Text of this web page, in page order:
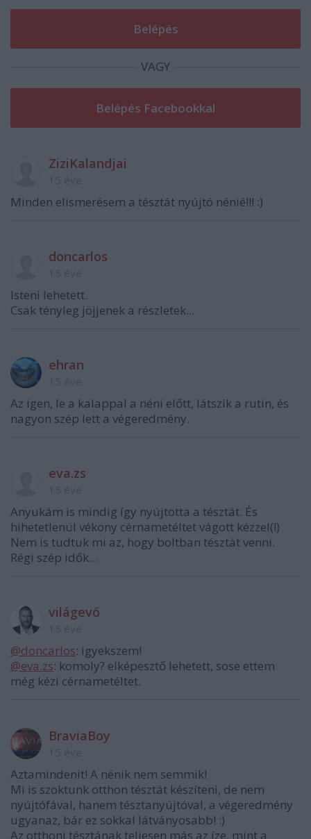
VAGY
ZiziKalandjai
Minden elismerésem a tésztát nyújtó nénié!!! :)
doncarlos
Isteni lehetett.
Csak tényleg jöjjenek a részletek...
ehran
Az igen, le a kalappal a néni előtt, látszik a rutin, és
nagyon szép lett a végeredmény.
eva.zs
Anyukám is mindig így nyújtotta a tésztát. És
hihetetlenül vékony cérnametéltet vágott kézzel(!)
Nem is tudtuk mi az, hogy boltban tésztát venni.
Régi szép idők...
világevő
@doncarlos: igyekszem!
@eva.zs: komoly? elképesztő lehetett, sose ettem
még kézi cérnametéltet.
BraviaBoy
Aztamindenit! A nénik nem semmik!
Mi is szoktunk otthon tésztát készíteni, de nem
nyújtófával, hanem tésztanyújtóval, a végeredmény
ugyanaz, bár ez sokkal látványosabb! :)
Az otthoni tésztának teljesen más az íze, mint a